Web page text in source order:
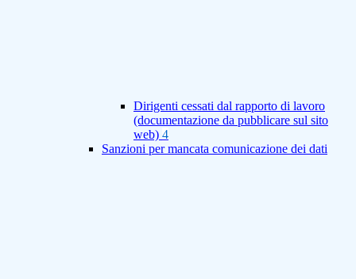
Dirigenti cessati dal rapporto di lavoro
(documentazione da pubblicare sul sito
web) 4
Sanzioni per mancata comunicazione dei dati